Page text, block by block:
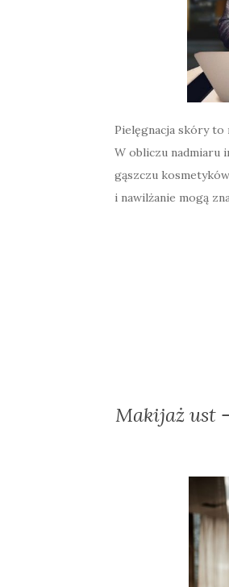
Pielęgnacja skóry to
W obliczu nadmiaru
gąszczu
i nawilżanie mogą
Makijaż ust